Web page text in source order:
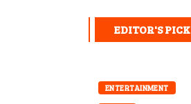
EDITOR'S PICK
ENTERTAINMENT